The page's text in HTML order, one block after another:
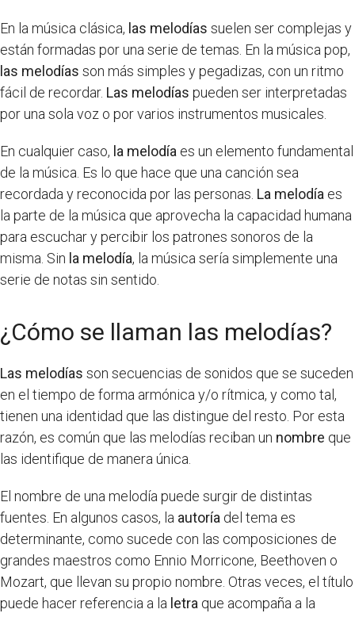
En la música clásica, las melodías suelen ser complejas y
están formadas por una serie de temas. En la música pop,
las melodías son más simples y pegadizas, con un ritmo
fácil de recordar. Las melodías pueden ser interpretadas
por una sola voz o por varios instrumentos musicales.
En cualquier caso, la melodía es un elemento fundamental
de la música. Es lo que hace que una canción sea
recordada y reconocida por las personas. La melodía es
la parte de la música que aprovecha la capacidad humana
para escuchar y percibir los patrones sonoros de la
misma. Sin la melodía, la música sería simplemente una
serie de notas sin sentido.
¿Cómo se llaman las melodías?
Las melodías son secuencias de sonidos que se suceden
en el tiempo de forma armónica y/o rítmica, y como tal,
tienen una identidad que las distingue del resto. Por esta
razón, es común que las melodías reciban un nombre que
las identifique de manera única.
El nombre de una melodía puede surgir de distintas
fuentes. En algunos casos, la autoría del tema es
determinante, como sucede con las composiciones de
grandes maestros como Ennio Morricone, Beethoven o
Mozart, que llevan su propio nombre. Otras veces, el título
puede hacer referencia a la letra que acompaña a la